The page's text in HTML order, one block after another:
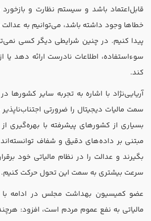
قابل‌اعتماد باشد و سیستم نظارت و
خطاها وجود داشته باشد، می‌توانیم به
پیدا کنیم. در چنین شرایطی دیگر کسی
سوءاستفاده، اطلاعات نادرست ارائه دهد یا
کند.
آریایی‌نژاد با اشاره به تجربه سایر کشورها
سمت مالیات دیجیتال را ضرورتی
بسیاری از کشورهای پیشرفته با بهره‌گیری
مبتنی بر داده‌های دقیق و شفاف توانسته‌اند
بگیرند و عدالت را در نظام مالیاتی خود
سرعت بیشتری به سمت این تحول حرکت کنیم.
عضو کمیسیون بهداشت مجلس در ادامه با
مالیاتی به نفع عموم مردم است، افزود: